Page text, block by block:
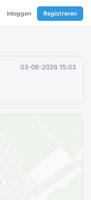
Inloggen Registreren
03-06-2026 15:03